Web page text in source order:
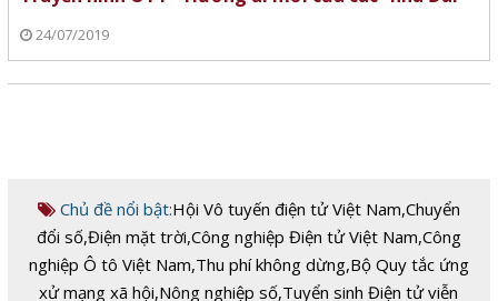
24/07/2019
Chủ đề nổi bật:Hội Vô tuyến điện tử Việt Nam,Chuyển
đổi số,Điện mặt trời,Công nghiệp Điện tử Việt Nam,Công
nghiệp Ô tô Việt Nam,Thu phí không dừng,Bộ Quy tắc ứng
xử mạng xã hội,Nông nghiệp số,Tuyển sinh Điện tử viễn